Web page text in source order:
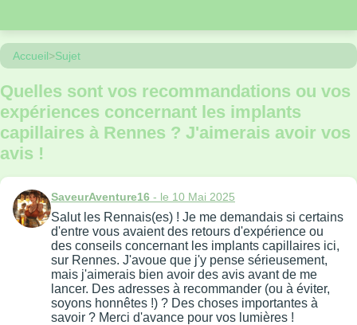
Accueil>Sujet
Quelles sont vos recommandations ou vos
expériences concernant les implants
capillaires à Rennes ? J'aimerais avoir vos
avis !
SaveurAventure16 - le 10 Mai 2025
Salut les Rennais(es) ! Je me demandais si certains
d'entre vous avaient des retours d'expérience ou
des conseils concernant les implants capillaires ici,
sur Rennes. J'avoue que j'y pense sérieusement,
mais j'aimerais bien avoir des avis avant de me
lancer. Des adresses à recommander (ou à éviter,
soyons honnêtes !) ? Des choses importantes à
savoir ? Merci d'avance pour vos lumières !